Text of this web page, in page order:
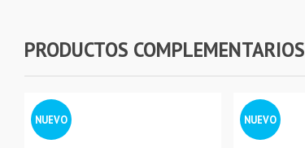
PRODUCTOS COMPLEMENTARIOS
NUEVO NUEVO